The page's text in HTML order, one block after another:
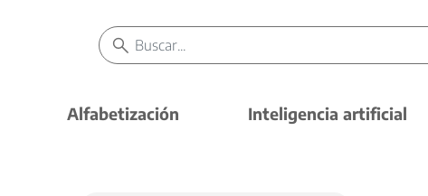
Alfabetización Inteligencia artificial